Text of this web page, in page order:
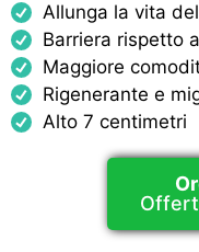
Allunga la vita
Barriera rispetto
Maggiore
Rigenerante e
Alto 7 centimetri